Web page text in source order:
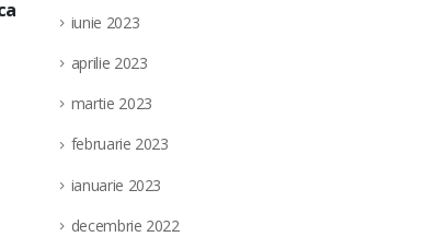
nedeterminata, in cadrul Directiei
(punct de lucru: localitatea Targu Jiu,
unui post vacant de electrician...
read more
iunie 2023
aprilie 2023
martie 2023
februarie 2023
ianuarie 2023
decembrie 2022